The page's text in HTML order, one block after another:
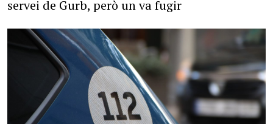
servei de Gurb, però un va fugir